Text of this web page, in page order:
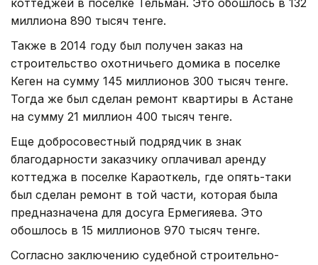
коттеджей в поселке Тельман. Это обошлось в 132
миллиона 890 тысяч тенге.
Также в 2014 году был получен заказ на
строительство охотничьего домика в поселке
Кеген на сумму 145 миллионов 300 тысяч тенге.
Тогда же был сделан ремонт квартиры в Астане
на сумму 21 миллион 400 тысяч тенге.
Еще добросовестный подрядчик в знак
благодарности заказчику оплачивал аренду
коттеджа в поселке Караоткель, где опять-таки
был сделан ремонт в той части, которая была
предназначена для досуга Ермегияева. Это
обошлось в 15 миллионов 970 тысяч тенге.
Согласно заключению судебной строительно-